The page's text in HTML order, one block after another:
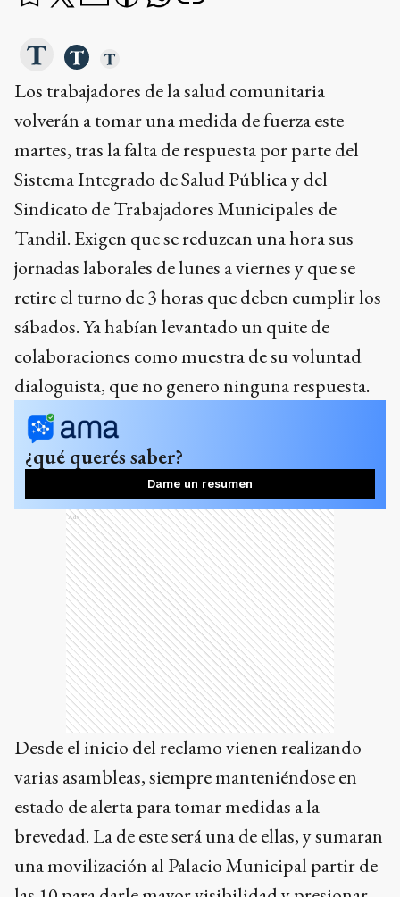
Los trabajadores de la salud comunitaria
volverán a tomar una medida de fuerza este
martes, tras la falta de respuesta por parte del
Sistema Integrado de Salud Pública y del
Sindicato de Trabajadores Municipales de
Tandil. Exigen que se reduzcan una hora sus
jornadas laborales de lunes a viernes y que se
retire el turno de 3 horas que deben cumplir los
sábados. Ya habían levantado un quite de
colaboraciones como muestra de su voluntad
dialoguista, que no genero ninguna respuesta.
¿qué querés saber?
Dame un resumen
Ads
Desde el inicio del reclamo vienen realizando
varias asambleas, siempre manteniéndose en
estado de alerta para tomar medidas a la
brevedad. La de este será una de ellas, y sumaran
una movilización al Palacio Municipal partir de